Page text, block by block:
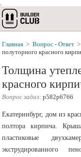
.
Главная > Вопрос - Ответ >
полуторного красного
Толщина
красного
Вопрос задал: p582p6766
Екатеринбург, дом из
полтора кирпича.
пластиковые
экструдированного